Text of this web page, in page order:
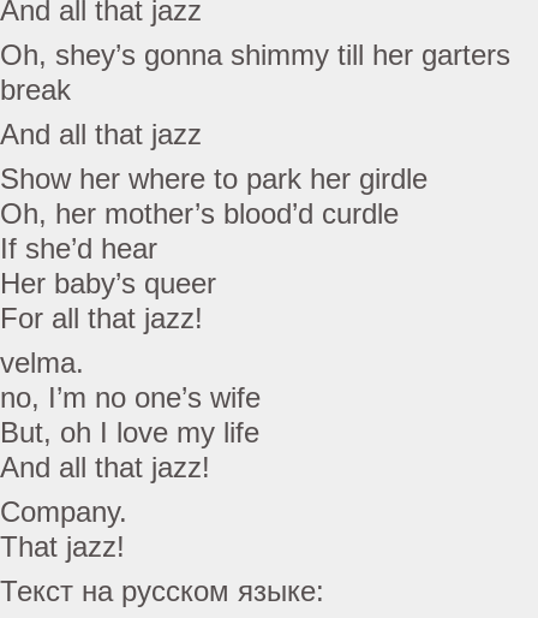
And all that jazz
Oh, shey’s gonna shimmy till her garters
break
And all that jazz
Show her where to park her girdle
Oh, her mother’s blood’d curdle
If she’d hear
Her baby’s queer
For all that jazz!
velma.
no, I’m no one’s wife
But, oh I love my life
And all that jazz!
Company.
That jazz!
Текст на русском языке: